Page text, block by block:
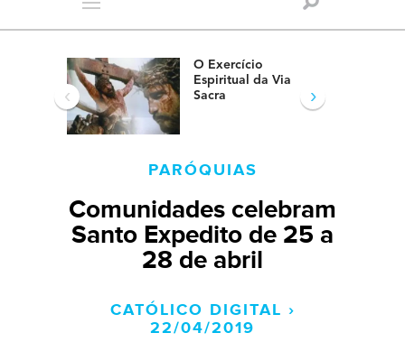
O Exercício
Espiritual da Via
Sacra
‹ ›
PARÓQUIAS
Comunidades celebram
Santo Expedito de 25 a
28 de abril
CATÓLICO DIGITAL ›
22/04/2019